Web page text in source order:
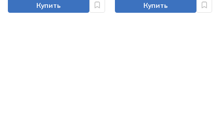
Купить Купить